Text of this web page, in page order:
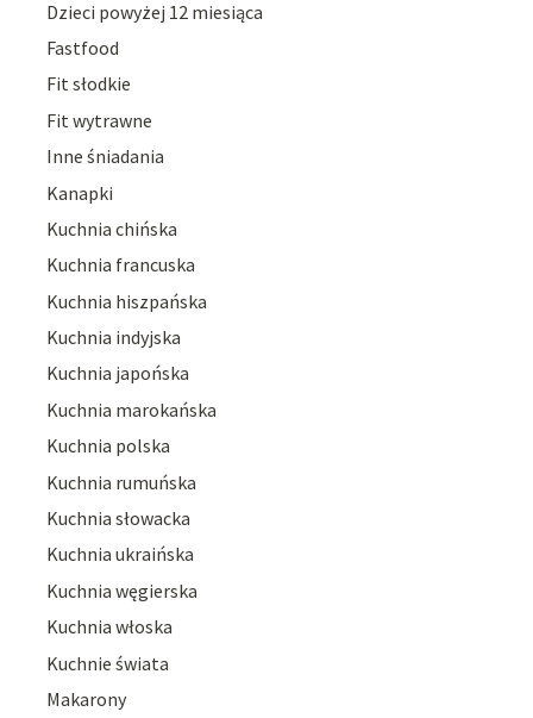
Dzieci powyżej 12 miesiąca
Fastfood
Fit słodkie
Fit wytrawne
Inne śniadania
Kanapki
Kuchnia chińska
Kuchnia francuska
Kuchnia hiszpańska
Kuchnia indyjska
Kuchnia japońska
Kuchnia marokańska
Kuchnia polska
Kuchnia rumuńska
Kuchnia słowacka
Kuchnia ukraińska
Kuchnia węgierska
Kuchnia włoska
Kuchnie świata
Makarony